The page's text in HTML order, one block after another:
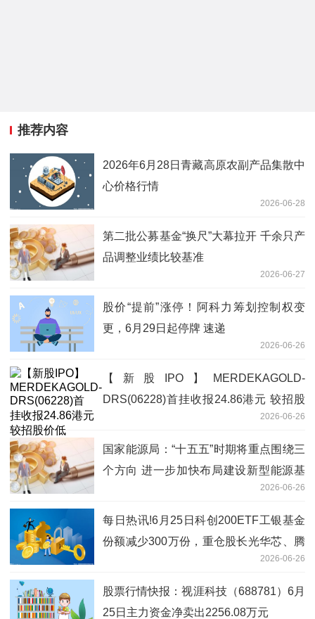
推荐内容
2026年6月28日青藏高原农副产品集散中
心价格行情
2026-06-28
第二批公募基金“换尺”大幕拉开 千余只产
品调整业绩比较基准
2026-06-27
股价“提前”涨停！阿科力筹划控制权变
更，6月29日起停牌 速递
2026-06-26
【新股IPO】MERDEKAGOLD-
DRS(06228)首挂收报24.86港元 较招股
2026-06-26
国家能源局：“十五五”时期将重点围绕三
个方向 进一步加快布局建设新型能源基
2026-06-26
每日热讯!6月25日科创200ETF工银基金
份额减少300万份，重仓股长光华芯、腾
2026-06-26
股票行情快报：视涯科技（688781）6月
25日主力资金净卖出2256.08万元